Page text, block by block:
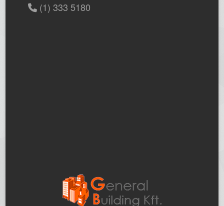
(1) 333 5180